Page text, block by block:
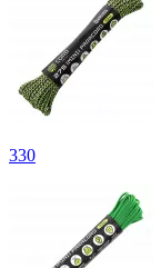
330